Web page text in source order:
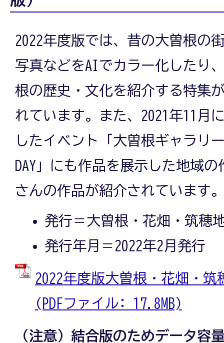
2022年度版では、昔の大曽根の
写真などをAIでカラー化したり
根の歴史・文化を紹介する特集
れています。また、2021年11月
したイベント「大曽根ギャラリ
DAY」にも作品を展示した地域の
さんの作品が紹介されています
発行＝大曽根・花畑・筑穂
発行年月＝2022年2月発行
2022年度版大曽根・花畑・筑
(PDFファイル: 17.8MB)
（注意）結合版のためデータ容